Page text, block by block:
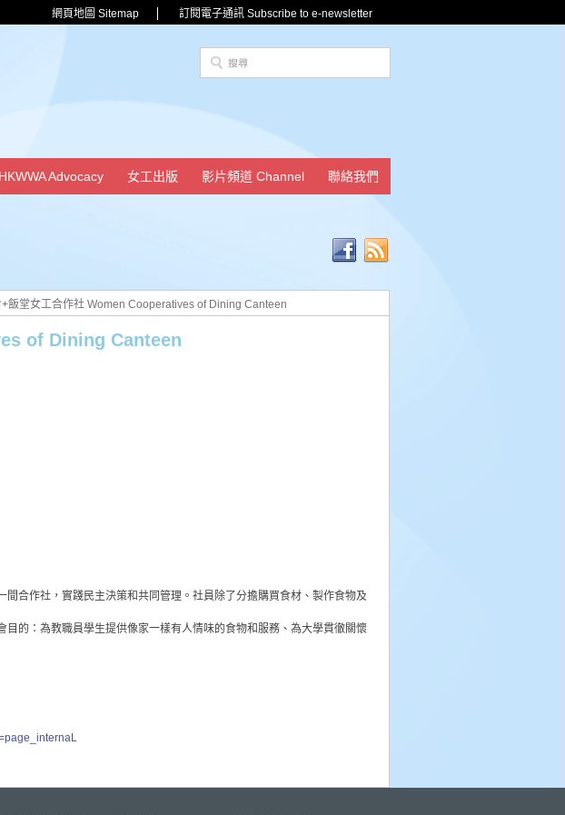
網頁地圖 Sitemap 訂閱電子通訊 Subscribe to e-newsletter
Advocacy 女工出版 影片頻道 Channel 聯絡我們
+飯堂女工合作社 Women Cooperatives of Dining Canteen
of Dining Canteen
合作社，實踐民主決策和共同管理。社員除了分擔購買食材、製作食物及
的：為教職員學生提供像家一樣有人情味的食物和服務、為大學貫徹關懷